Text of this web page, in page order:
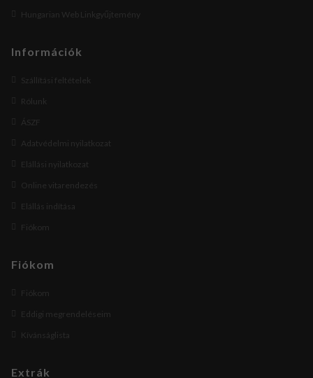
Hungarian Web Linkgyűjtemény
Információk
Szállítási feltételek
Rólunk
ÁSZF
Adatvédelmi nyilatkozat
Elállási nyilatkozat
Online vitarendezés
Elállás indítása
Fiókom
Fiókom
Fiókom
Eddigi megrendeléseim
Kívánságlista
Extrák